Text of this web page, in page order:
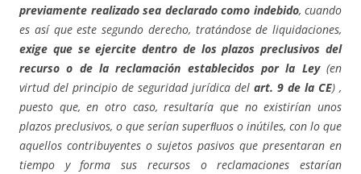
previamente realizado sea declarado como indebido, cuando
es así que este segundo derecho, tratándose de liquidaciones,
exige que se ejercite dentro de los plazos preclusivos del
recurso o de la reclamación establecidos por la Ley(en
virtud del principio de seguridad jurídica del art. 9 de la CE) ,
puesto que, en otro caso, resultaría que no existirían unos
plazos preclusivos, o que serían superﬂuos o inútiles, con lo que
aquellos contribuyentes o sujetos pasivos que presentaran en
tiempo y forma sus recursos o reclamaciones estarían